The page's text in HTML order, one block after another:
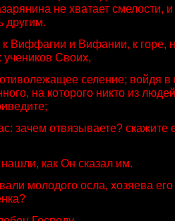
не хватает смелости,
другим.
к Виффагии и Вифании, к горе,
Своих,
селение; войдя в
на которого никто из
зачем отвязываете? скажите
как Он сказал им.
молодого осла, хозяева